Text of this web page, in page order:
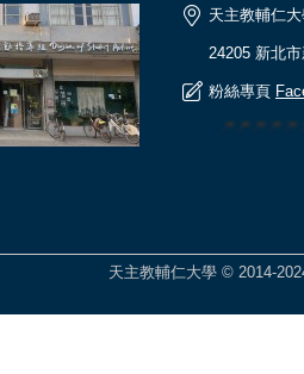
天主教輔仁
24205 新北
粉絲專頁
天主教輔仁大學 © 2014-